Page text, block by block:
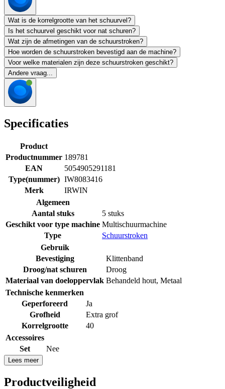
Wat is de korrelgrootte van het schuurvel?
Is het schuurvel geschikt voor nat schuren?
Wat zijn de afmetingen van de schuurstroken?
Hoe worden de schuurstroken bevestigd aan de machine?
Voor welke materialen zijn deze schuurstroken geschikt?
Andere vraag...
Specificaties
Product
Productnummer 189781
EAN
5054905291181
Type(nummer) IW8083416
Merk
IRWIN
Algemeen
Aantal stuks
5 stuks
Geschikt voor type machine Multischuurmachine
Type
Schuurstroken
Gebruik
Bevestiging
Klittenband
Droog/nat schuren
Droog
Materiaal van doeloppervlak Behandeld hout, Metaal
Technische kenmerken
Geperforeerd
Ja
Grofheid
Extra grof
Korrelgrootte
40
Accessoires
Set
Nee
Lees meer
Productveiligheid